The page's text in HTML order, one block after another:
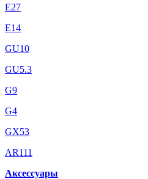
E27
E14
GU10
GU5.3
G9
G4
GX53
AR111
Аксессуары